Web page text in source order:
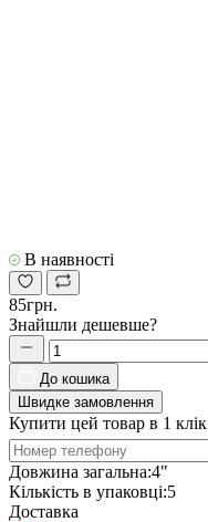
В наявності
85грн.
Знайшли дешевше?
До кошика
Швидке замовлення
Купити цей товар в 1
Довжина загальна:4"
Кількість в упаковці:5
Доставка